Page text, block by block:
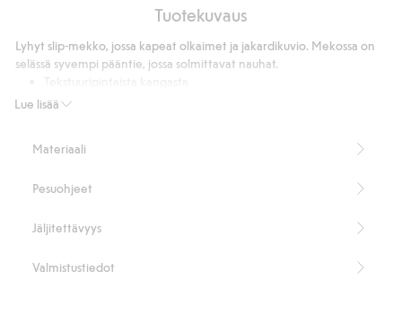
ääneen
Tuotekuvaus
Lue lisää
Lyhyt slip-mekko, jossa kapeat olkaimet ja jakardikuvio. Mekossa on
selässä syvempi pääntie, jossa solmittavat nauhat.
Vuori
Tuotenumero
Materiaali
Pesuohjeet
Jäljitettävyys
Valmistustiedot